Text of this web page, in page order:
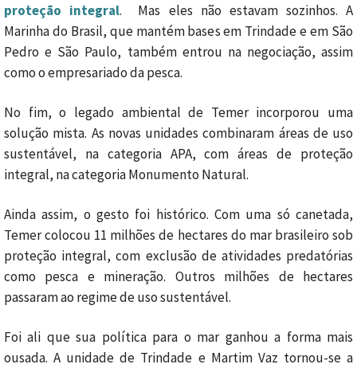
proteção integral. Mas eles não estavam sozinhos. A
Marinha do Brasil, que mantém bases em Trindade e em São
Pedro e São Paulo, também entrou na negociação, assim
como o empresariado da pesca.
No fim, o legado ambiental de Temer incorporou uma
solução mista. As novas unidades combinaram áreas de uso
sustentável, na categoria APA, com áreas de proteção
integral, na categoria Monumento Natural.
Ainda assim, o gesto foi histórico. Com uma só canetada,
Temer colocou 11 milhões de hectares do mar brasileiro sob
proteção integral, com exclusão de atividades predatórias
como pesca e mineração. Outros milhões de hectares
passaram ao regime de uso sustentável.
Foi ali que sua política para o mar ganhou a forma mais
ousada. A unidade de Trindade e Martim Vaz tornou-se a